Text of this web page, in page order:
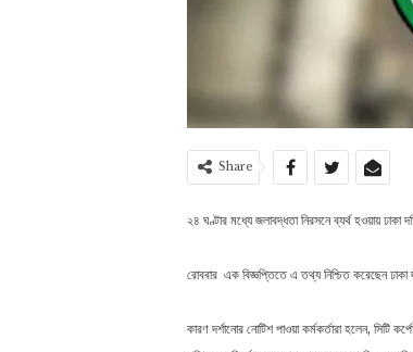
Share
২৪ ঘণ্টার মধ্যে জলাবদ্ধতা নিরসনে ব্যর্থ হওয়ায় ঢাকা
রোববার এক বিজ্ঞপ্তিতে এ তথ্য নিশ্চিত করেছেন
কারণ দর্শানোর নোটিশ পাওয়া কর্মকর্তারা হলেন, সিটি